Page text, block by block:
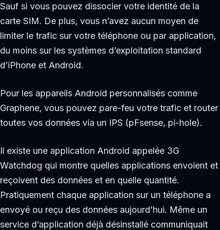
Sauf si vous pouvez dissocier votre identité de la
carte SIM. De plus, vous n’avez aucun moyen de
limiter le trafic sur votre téléphone ou par application,
du moins sur les systèmes d’exploitation standard
d’iPhone et Android.
Pour les appareils Android personnalisés comme
Graphene, vous pouvez pare-feu votre trafic et router
toutes vos données via un IPS (pFsense, pi-hole).
Il existe une application Android appelée 3G
Watchdog qui montre quelles applications envoient et
reçoivent des données et en quelle quantité.
Pratiquement chaque application sur un téléphone a
envoyé ou reçu des données aujourd’hui. Même un
service d’application déjà désinstallé communiquait